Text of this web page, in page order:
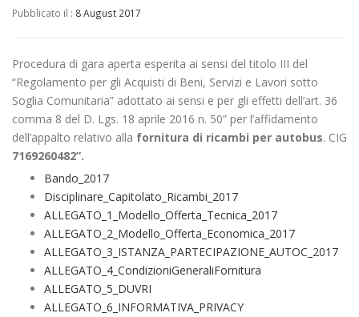
Pubblicato il : 8 August 2017
Procedura di gara aperta esperita ai sensi del titolo III del
“Regolamento per gli Acquisti di Beni, Servizi e Lavori sotto
Soglia Comunitaria” adottato ai sensi e per gli effetti dell’art. 36
comma 8 del D. Lgs. 18 aprile 2016 n. 50” per l’affidamento
dell’appalto relativo alla fornitura di ricambi per autobus. CIG
7169260482”.
Bando_2017
Disciplinare_Capitolato_Ricambi_2017
ALLEGATO_1_Modello_Offerta_Tecnica_2017
ALLEGATO_2_Modello_Offerta_Economica_2017
ALLEGATO_3_ISTANZA_PARTECIPAZIONE_AUTOC_2017
ALLEGATO_4_CondizioniGeneraliFornitura
ALLEGATO_5_DUVRI
ALLEGATO_6_INFORMATIVA_PRIVACY